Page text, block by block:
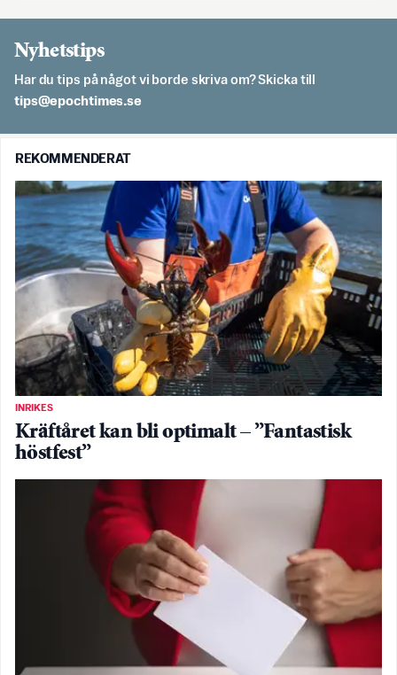
Nyhetstips
Har du tips på något vi borde skriva om? Skicka till
es.semithcope@spit
REKOMMENDERAT
INRIKES
Kräftåret kan bli optimalt – ”Fantastisk
höstfest”